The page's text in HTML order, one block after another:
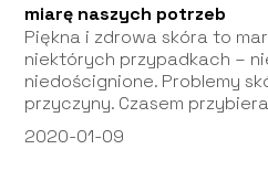
miarę naszych potrzeb
Piękna i zdrowa skóra to
niektórych przypadkach –
niedoścignione. Problemy
przyczyny. Czasem
2020-01-09